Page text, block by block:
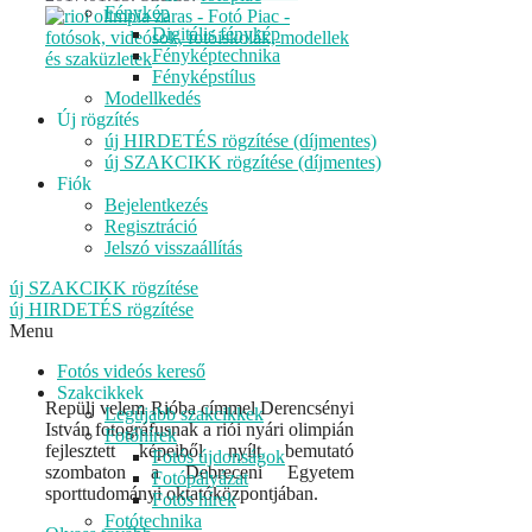
Fénykép
Digitális fénykép
Fényképtechnika
Fényképstílus
Modellkedés
Új rögzítés
új HIRDETÉS rögzítése (díjmentes)
új SZAKCIKK rögzítése (díjmentes)
Fiók
Bejelentkezés
Regisztráció
Jelszó visszaállítás
új SZAKCIKK rögzítése
új HIRDETÉS rögzítése
Menu
Fotós videós kereső
Szakcikkek
Legújabb szakcikkek
Fotóhírek
Fotós újdonságok
Fotópályázat
Fotós hírek
Fotótechnika
Repülj velem Rióba címmel Derencsényi
István fotográfusnak a riói nyári olimpián
fejlesztett képeiből nyílt bemutató
szombaton a Debreceni Egyetem
sporttudományi oktatóközpontjában.